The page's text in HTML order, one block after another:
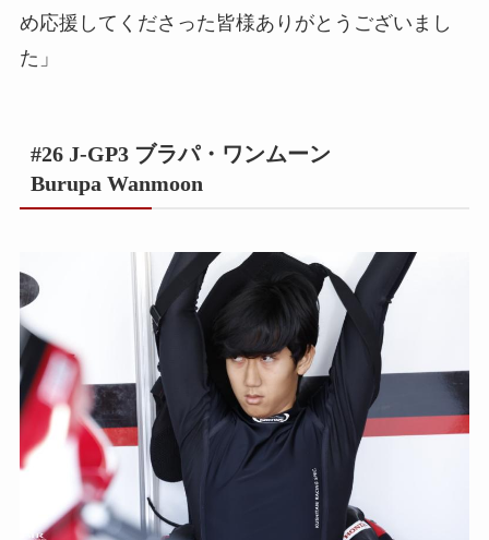
め応援してくださった皆様ありがとうございまし
た」
#26 J-GP3 ブラパ・ワンムーン
Burupa Wanmoon